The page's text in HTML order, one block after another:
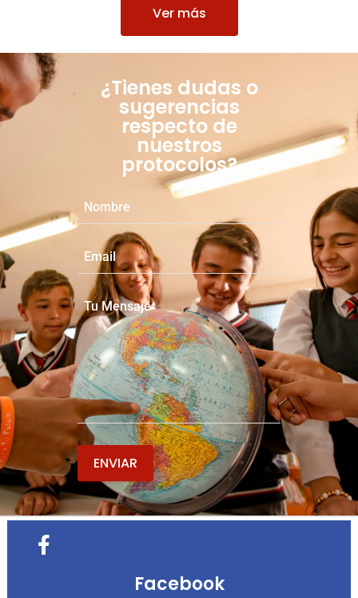
Ver más
¿Tienes dudas o
sugerencias
respecto de
nuestros
protocolos?
Facebook